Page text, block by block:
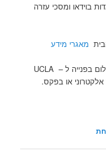
בוידאו ומסכי עזרה
מאגרי מידע
מאמרים שלא זמינים בארץ ניתן להשיג בתשלום בפנייה ל – UCLA